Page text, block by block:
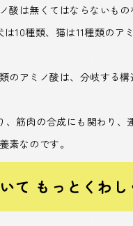
は無くてはならないもの
10種類、猫は11種類の
のアミノ酸は、分岐する
筋肉の合成にも関わり
素なのです。
て もっとくわし